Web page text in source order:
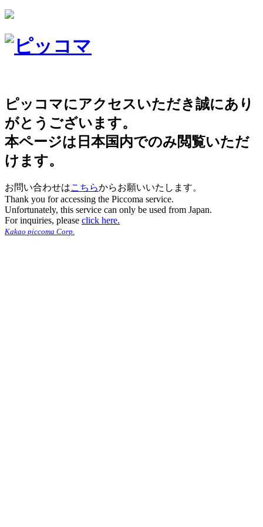
ピッコマにアクセスいただき誠にあり
がとうございます。
本ページは日本国内でのみ閲覧いただ
けます。
お問い合わせはこちらからお願いいたします。
Thank you for accessing the Piccoma service.
Unfortunately, this service can only be used from Japan.
For inquiries, please click here.
Kakao piccoma Corp.